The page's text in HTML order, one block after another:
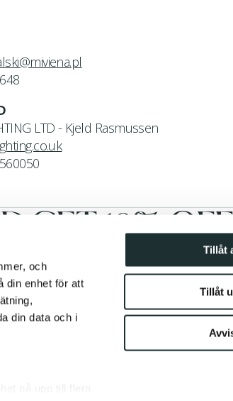
och
din enhet för att
din data och i
Tillåt
Tillåt
LTD - Kjeld Rasmussen
GET 10%
REGION AND